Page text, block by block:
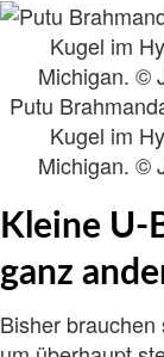
Putu
Kugel im
Michigan. ©
Kleine U-
ganz
Bisher